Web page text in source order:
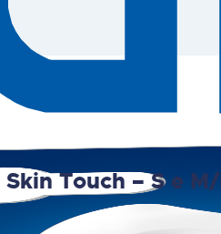
Touch – S e